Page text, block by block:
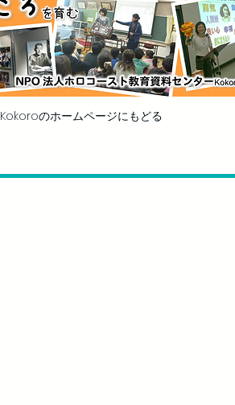
Kokoroのホームページにもどる